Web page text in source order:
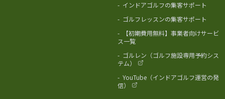
- インドアゴルフの集客サポート
- ゴルフレッスンの集客サポート
-
【初期費用無料】事業者向けサービ
ス一覧
- ゴルレン（ゴルフ施設専用予約シス
テム）
- YouTube（インドアゴルフ運営の発
信）